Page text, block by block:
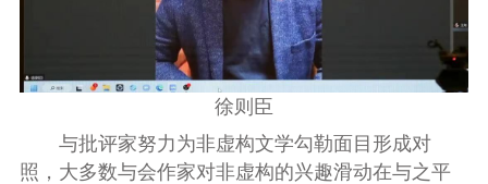
徐则臣
与批评家努力为非虚构文学勾勒面目形成对
照，大多数与会作家对非虚构的兴趣滑动在与之平